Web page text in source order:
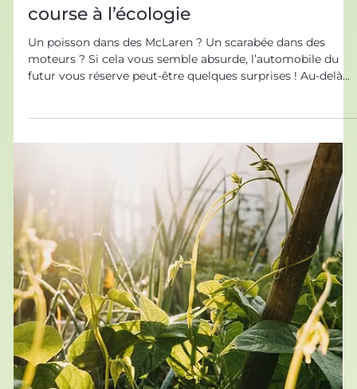
Biomimétisme & automobile : la
course à l’écologie
Un poisson dans des McLaren ? Un scarabée dans des
moteurs ? Si cela vous semble absurde, l’automobile du
futur vous réserve peut-être quelques surprises ! Au-delà
des performances, le biomimétisme pourrait également
améliorer l’impact environnemental du secteur
automobile. A toute vitesse ! Quand les poissons rivalisent
avec les supercars Lorsque l’on parle de biomimétisme,
l’aérodynamisme est bien souvent l’un des premiers
domaines qui vient à l’esprit. Car les exem